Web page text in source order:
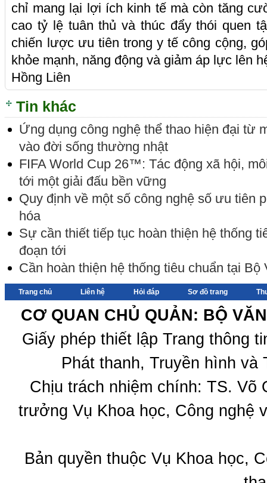
chỉ mang lại lợi ích kinh tế mà còn tăng
cao tỷ lệ tuân thủ và thúc đẩy thói quen
chiến lược ưu tiên trong y tế công cộng,
khỏe mạnh, năng động và giảm áp lực lên
Hồng Liên
Tin khác
Ứng dụng công nghệ thể thao hiện đại từ
vào đời sống thường nhật
FIFA World Cup 26™: Tác động xã hội,
tới một giải đấu bền vững
Quy định về một số công nghệ số ưu tiên
hóa
Sự cần thiết tiếp tục hoàn thiện hệ thống
đoạn tới
Cần hoàn thiện hệ thống tiêu chuẩn tại
Trang chủ Liên hệ Hỏi đáp Sơ đồ trang
CƠ QUAN CHỦ QUẢN: BỘ
Giấy phép thiết lập Trang thông
Phát thanh, Truyền hình
Chịu trách nhiệm chính: TS.
trưởng Vụ Khoa học, Công nghệ
Bản quyền thuộc Vụ Khoa học,